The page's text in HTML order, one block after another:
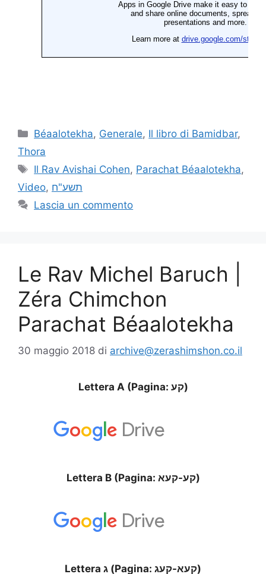
Béaalotekha, Generale, Il libro di Bamidbar,
Thora
Il Rav Avishai Cohen, Parachat Béaalotekha,
Video, תשע"ח
Lascia un commento
Le Rav Michel Baruch |
Zéra Chimchon
Parachat Béaalotekha
30 maggio 2018 di archive@zerashimshon.co.il
Lettera A (Pagina: קע)
Lettera B (Pagina: קע-קעא)
Lettera ג (Pagina: קעא-קעג)